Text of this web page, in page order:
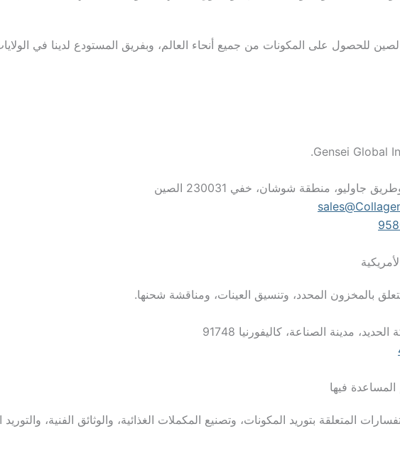
للحصول على المكونات من جميع أنحاء العالم، وبفريق المستودع لدينا في
جاوليو، منطقة شوشان، خفي 230031 الصين
بالمخزون المحدد، وتنسيق العينات، ومناقشة شحنها.
المساعدة فيها
المتعلقة بتوريد المكونات، وتصنيع المكملات الغذائية، والوثائق الفنية، والتوريد